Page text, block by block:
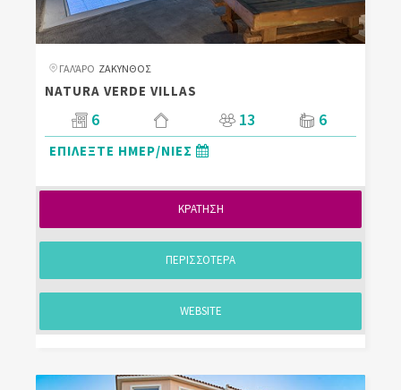
ΓΑΛΆΡΟ ΖΑΚΥΝΘΟΣ
NATURA VERDE VILLAS
6 13 6
ΕΠΙΛΕΞΤΕ ΗΜΕΡ/ΝΙΕΣ
ΚΡΑΤΗΣΗ
ΠΕΡΙΣΣΟΤΕΡΑ
WEBSITE